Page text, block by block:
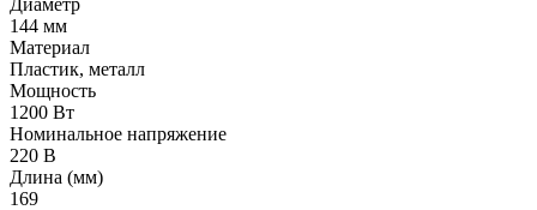
144 мм
Материал
Пластик, металл
Мощность
1200 Вт
Номинальное напряжение
220 В
Длина (мм)
169